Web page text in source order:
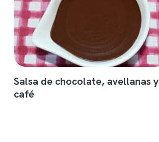
Salsa de chocolate, avellanas y
café